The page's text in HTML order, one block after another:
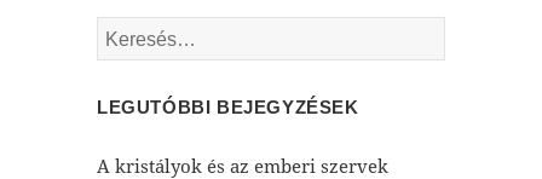
Keresés:
LEGUTÓBBI BEJEGYZÉSEK
A kristályok és az emberi szervek